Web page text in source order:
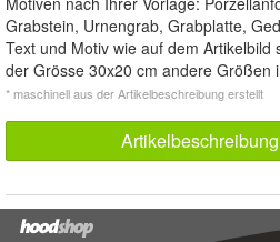
Grabstein, Urnengrab, Grabplatte,
Text und Motiv wie auf dem Artikelbild
der Grösse 30x20 cm andere Größen
* maschinell aus der Artikelbeschreibung erstellt